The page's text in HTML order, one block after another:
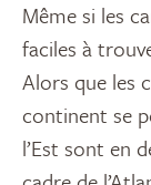
Même si les
faciles à
Alors que les
continent se
l’Est sont en